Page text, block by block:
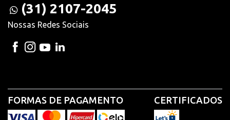
(31) 2107-2045
Nossas Redes Sociais
FORMAS DE PAGAMENTO CERTIFICADOS